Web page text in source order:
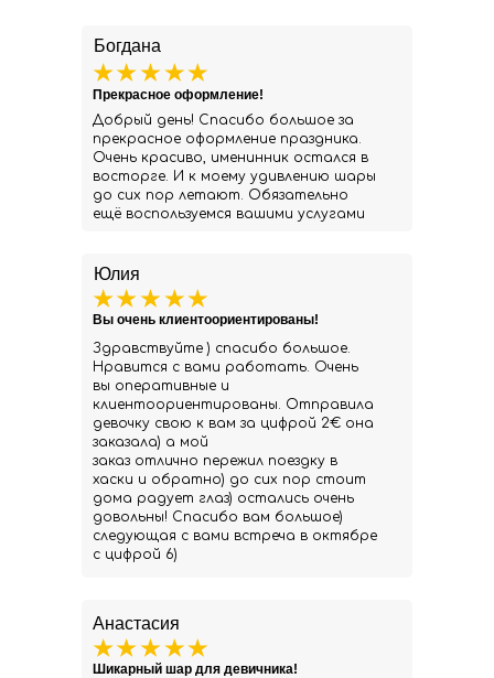
Юлия
Здравствуйте ) спасибо большое.
Нравится с вами работать. Очень
вы оперативные и
клиентоориентированы. Отправила
девочку свою к вам за цифрой 2€ она
заказала) а мой
заказ отлично пережил поездку в
хаски и обратно) до сих пор стоит
дома радует глаз) остались очень
довольны! Спасибо вам большое)
следующая с вами встреча в октябре
с цифрой 6)
Вы очень клиентоориентированы!
Анастасия
Шикарный шар для девичника!
Богдана
Добрый день! Спасибо большое за
прекрасное оформление праздника.
Очень красиво, именинник остался в
восторге. И к моему удивлению шары
до сих пор летают. Обязательно
ещё воспользуемся вашими услугами
Прекрасное оформление!